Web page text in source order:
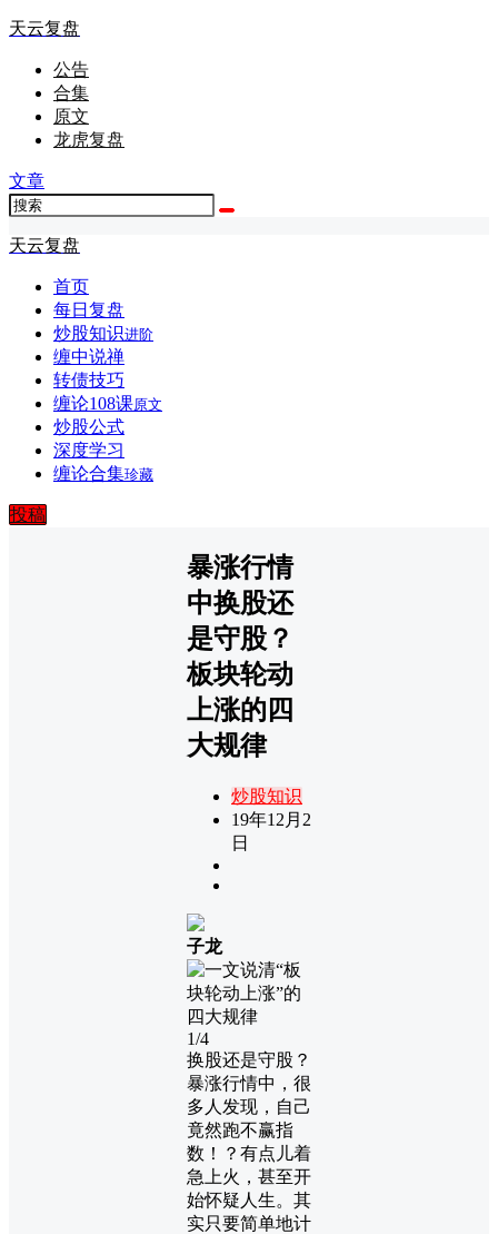
天云复盘
公告
合集
原文
龙虎复盘
文章
天云复盘
首页
每日复盘
炒股知识进阶
缠中说禅
转债技巧
缠论108课原文
炒股公式
深度学习
缠论合集珍藏
投稿
暴涨行情
中换股还
是守股？
板块轮动
上涨的四
大规律
炒股知识
19年12月2
日
子龙
1/4
换股还是守股？
暴涨行情中，很
多人发现，自己
竟然跑不赢指
数！？有点儿着
急上火，甚至开
始怀疑人生。其
实只要简单地计